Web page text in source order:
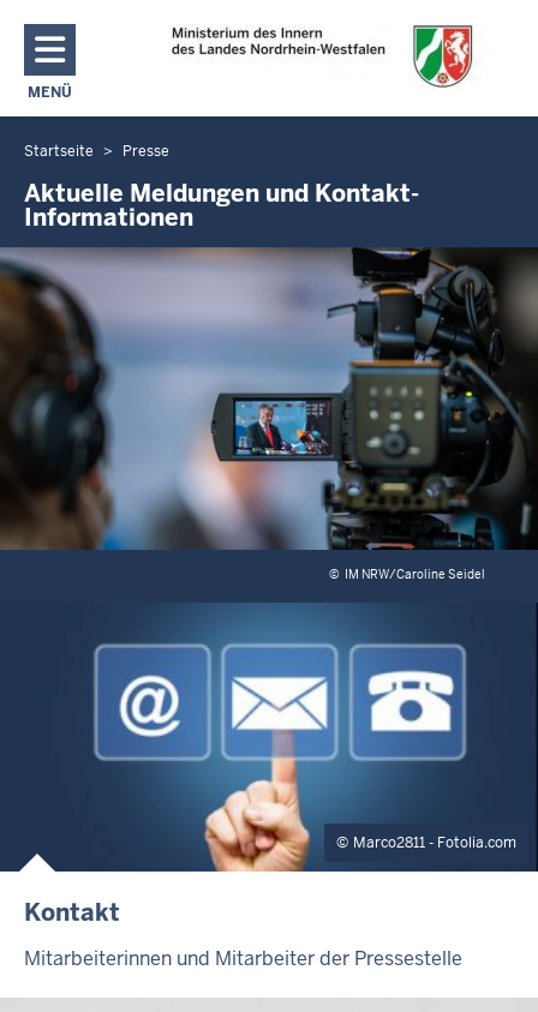
Direkt zum Inhalt
MENÜ
NAVIGATION AKTIVIEREN/DEAKTIVIEREN: MAIN MENU
Sie
befinden
sich
hier
Startseite Presse
Aktuelle Meldungen und Kontakt-
Informationen
© IM NRW/Caroline Seidel
Marco2811 - Fotolia.com
Kontakt
Mitarbeiterinnen und Mitarbeiter der Pressestelle